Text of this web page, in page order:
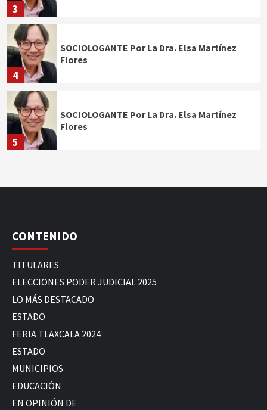
3
4
SOCIOLOGANTE Por La Dra. Elsa Martínez
Flores
5
SOCIOLOGANTE Por La Dra. Elsa Martínez
Flores
CONTENIDO
TITULARES
ELECCIONES PODER JUDICIAL 2025
LO MÁS DESTACADO
ESTADO
FERIA TLAXCALA 2024
ESTADO
MUNICIPIOS
EDUCACIÓN
EN OPINIÓN DE